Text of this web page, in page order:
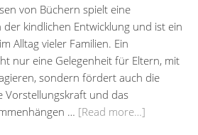
von Büchern spielt eine
der kindlichen Entwicklung und ist ein
Alltag vieler Familien. Ein
nur eine Gelegenheit für Eltern, mit
sondern fördert auch die
Vorstellungskraft und das
… [Read more…]